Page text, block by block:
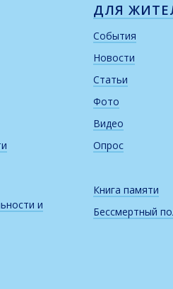
и
ДЛЯ
События
Новости
Статьи
Фото
Видео
Опрос
Книга памяти
Бессмертный